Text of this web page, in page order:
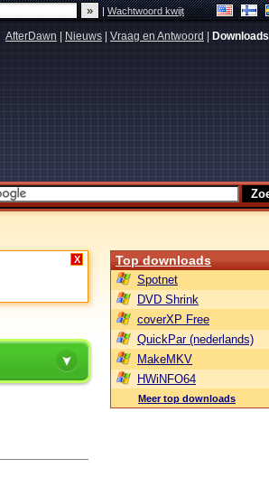
|Wachtwoord kwijt
AfterDawn Nieuws Vraag en Antwoord Downloads
X Top downloads
Spotnet
DVD Shrink
coverXP Free
QuickPar (nederlands)
MakeMKV
HWiNFO64
Meer top downloads